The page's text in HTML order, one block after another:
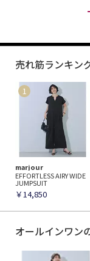
売れ筋ランキン
marjour
EFFORTLESS AIRY WIDE
JUMPSUIT
￥14,850
オールインワン